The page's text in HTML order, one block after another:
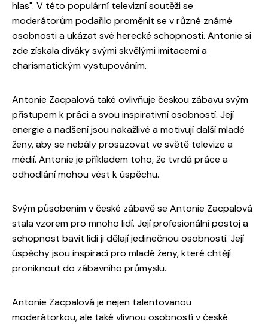
hlas". V této populární televizní soutěži se
moderátorům podařilo proměnit se v různé známé
osobnosti a ukázat své herecké schopnosti. Antonie si
zde získala diváky svými skvělými imitacemi a
charismatickým vystupováním.
Antonie Zacpalová také ovlivňuje českou zábavu svým
přístupem k práci a svou inspirativní osobností. Její
energie a nadšení jsou nakažlivé a motivují další mladé
ženy, aby se nebály prosazovat ve světě televize a
médií. Antonie je příkladem toho, že tvrdá práce a
odhodlání mohou vést k úspěchu.
Svým působením v české zábavě se Antonie Zacpalová
stala vzorem pro mnoho lidí. Její profesionální postoj a
schopnost bavit lidi ji dělají jedinečnou osobností. Její
úspěchy jsou inspirací pro mladé ženy, které chtějí
proniknout do zábavního průmyslu.
Antonie Zacpalová je nejen talentovanou
moderátorkou, ale také vlivnou osobností v české